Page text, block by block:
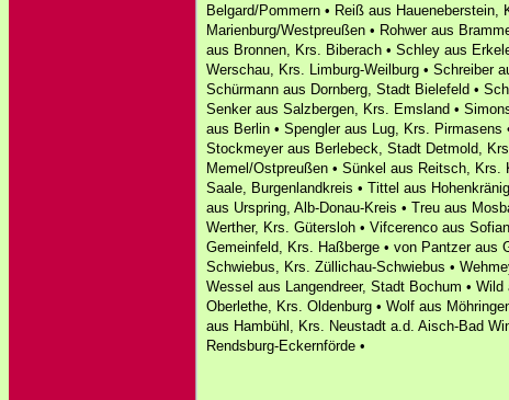
Belgard/Pommern • Reiß aus
Marienburg/Westpreußen • Rohwer aus
aus Bronnen, Krs. Biberach • Schley aus
Werschau, Krs. Limburg-Weilburg • Schreiber
Schürmann aus Dornberg, Stadt Bielefeld •
Senker aus Salzbergen, Krs. Emsland •
aus Berlin • Spengler aus Lug, Krs.
Stockmeyer aus Berlebeck, Stadt Detmold,
Memel/Ostpreußen • Sünkel aus Reitsch, Krs.
Saale, Burgenlandkreis • Tittel aus
aus Urspring, Alb-Donau-Kreis • Treu aus
Werther, Krs. Gütersloh • Vifcerenco aus
Gemeinfeld, Krs. Haßberge • von Pantzer aus
Schwiebus, Krs. Züllichau-Schwiebus •
Wessel aus Langendreer, Stadt Bochum •
Oberlethe, Krs. Oldenburg • Wolf aus
aus Hambühl, Krs. Neustadt a.d. Aisch-Bad
Rendsburg-Eckernförde •